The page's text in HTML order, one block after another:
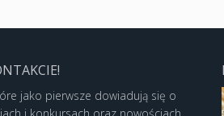
jako pierwsze dowiadują się o